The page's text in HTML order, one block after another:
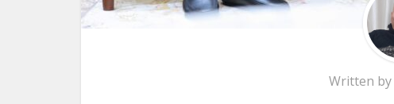
Written by